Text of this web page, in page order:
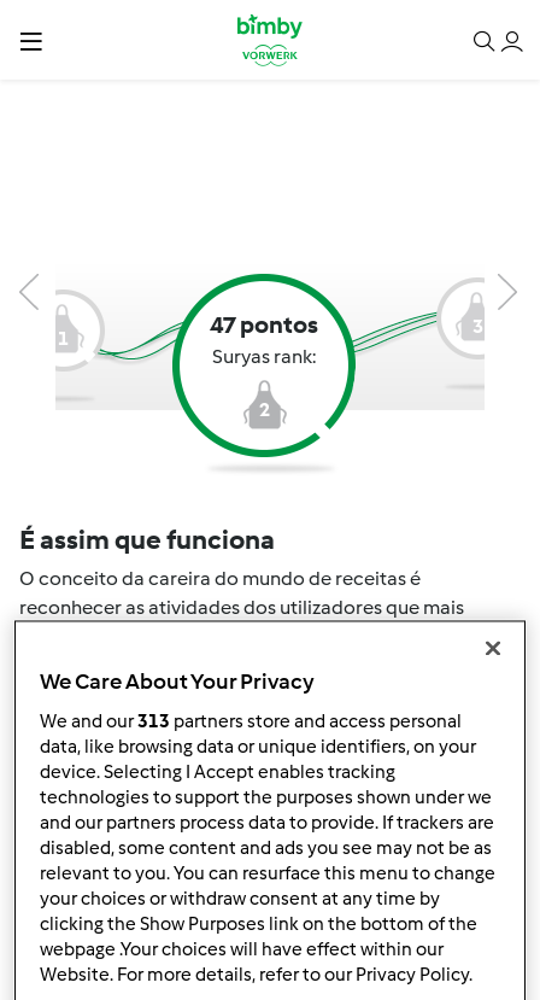
1 47 pontos
Suryas rank:
2
3
É assim que funciona
O conceito da careira do mundo de receitas é
reconhecer as atividades dos utilizadores que mais
pontos. Ao atingir um certo numero de pontos, atingirá
automaticamente o próximo nivel de pontos.
Como pode colecionar pontos de
actividade
Ao realizar uma das ações descritas abaixo, pode
colecionar pontos. Estes pontos serão adicionados à sua
carreira pessoal do mundo de receitas. Por favor
verifique a níveis de aventais acima e veja quantos
pontos precisa para atingir o próximo nível.
We Care About Your Privacy
We and our313 partners store and access personal
data, like browsing data or unique identifiers, on your
device. Selecting I Accept enables tracking
technologies to support the purposes shown under we
and our partners process data to provide. If trackers are
disabled, some content and ads you see may not be as
relevant to you. You can resurface this menu to change
your choices or withdraw consent at any time by
clicking the Show Purposes link on the bottom of the
webpage .Your choices will have effect within our
Website. For more details, refer to our Privacy Policy.